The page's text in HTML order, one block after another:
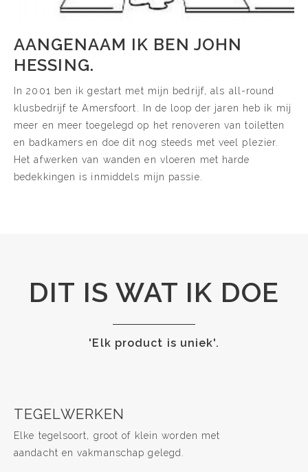
AANGENAAM IK BEN JOHN
HESSING.
In 2001 ben ik gestart met mijn bedrijf, als all-round
klusbedrijf te Amersfoort. In de loop der jaren heb ik mij
meer en meer toegelegd op het renoveren van toiletten
en badkamers en doe dit nog steeds met veel plezier.
Het afwerken van wanden en vloeren met harde
bedekkingen is inmiddels mijn passie.
DIT IS WAT IK DOE
'Elk product is uniek'.
TEGELWERKEN
Elke tegelsoort, groot of klein worden met
aandacht en vakmanschap gelegd.